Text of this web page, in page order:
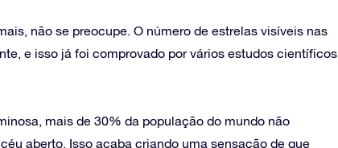
não se preocupe. O número de estrelas visíveis nas
e isso já foi comprovado por vários estudos científicos
mais de 30% da população do mundo não
aberto. Isso acaba criando uma sensação de que